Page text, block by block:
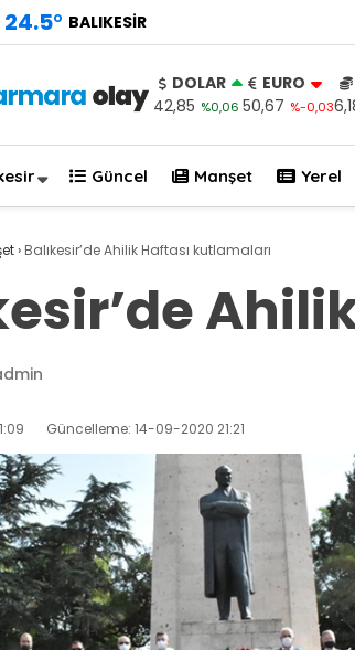
24.5° BALIKESIR
DOLAR
42,85 %0,06
EURO
50,67 %-0,03
Güncel Manşet Yerel
› Balıkesir’de Ahilik Haftası kutlamaları
Güncelleme: 14-09-2020 21:21